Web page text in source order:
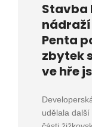
Stavba
nádraží
Penta
zbytek
ve hře
udělala